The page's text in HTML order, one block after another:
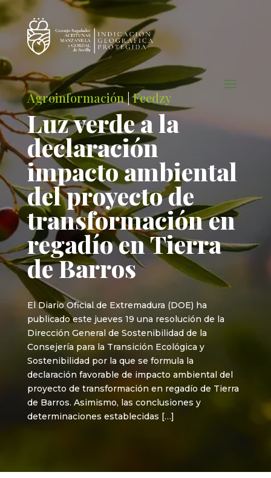
Agroinformación|Feedzy
Luz verde a la
declaración
impacto ambiental
del proyecto de
transformación en
regadío en Tierra
de Barros
El Diario Oficial de Extremadura (DOE) ha
publicado este jueves 19 una resolución de la
Dirección General de Sostenibilidad de la
Consejería para la Transición Ecológica y
Sostenibilidad por la que se formula la
declaración favorable de impacto ambiental del
proyecto de transformación en regadío de Tierra
de Barros. Asimismo, las conclusiones y
determinaciones establecidas […]